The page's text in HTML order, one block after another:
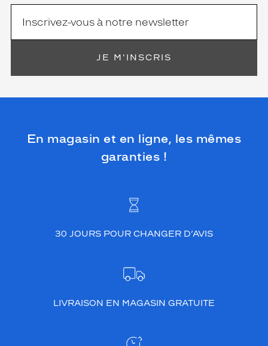
JE M'INSCRIS
En magasin et en ligne, les mêmes
garanties !
30 JOURS POUR CHANGER D’AVIS
LIVRAISON EN MAGASIN GRATUITE